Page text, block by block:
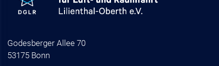
Godesberger Allee 70
53175 Bonn